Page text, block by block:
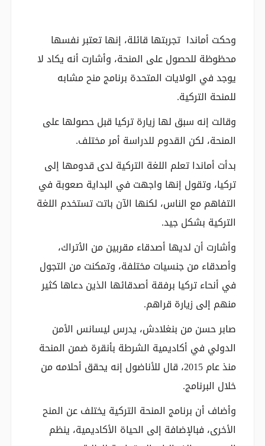
وحكت أماندا تجربتها قائلة، إنها تعتبر نفسها
محظوظة للحصول على المنحة، وأشارت أنه يكاد لا
يوجد في الولايات المتحدة برنامج منح مشابه
للمنحة التركية.
وقالت إنه سبق لها زيارة تركيا قبل حصولها على
المنحة، لكن القدوم للدراسة أمر مختلف.
بدأت أماندا تعلم اللغة التركية لدى قدومها إلى
تركيا، وتقول إنها واجهت في البداية صعوبة في
التفاهم مع الناس، لكنها الآن باتت تستخدم اللغة
التركية بشكل جيد.
وأشارت أن لديها أصدقاء مقربين من الأتراك،
وأصدقاء من جنسيات مختلفة، وتمكنت من التجول
في أنحاء تركيا برفقة أصدقائها الذين دعاها كثير
منهم إلى زيارة قراهم.
صابر حسن من بنغلادش، يدرس ليسانس الأمن
الدولي في أكاديمية الشرطة بأنقرة ضمن المنحة
منذ عام 2015، قال للأناضول إنه يحقق أحلامه من
خلال البرنامج.
وأضاف أن برنامج المنحة التركية يختلف عن المنح
الأخرى، فبالإضافة إلى الحياة الأكاديمية، ينظم